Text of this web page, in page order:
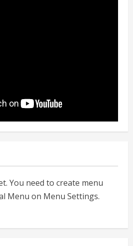
You need to create menu
Menu on Menu Settings.
की रिपोर्ट पर भी मिलेगा
24, 2026
के अध्यक्ष नंद लाल का निधन